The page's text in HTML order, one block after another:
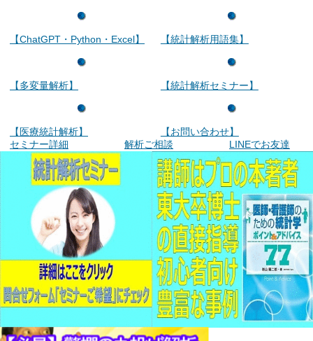
【ChatGPT・Python・Excel】
【多変量解析】
【医療統計解析】
【統計解析用語集】
【統計解析セミナー】
【お問い合わせ】
セミナー詳細
解析ご相談 LINEでお友達